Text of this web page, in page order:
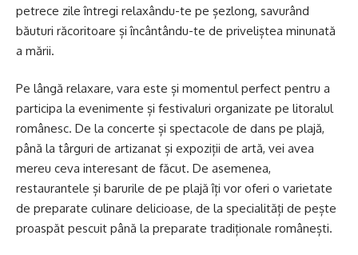
petrece zile întregi relaxându-te pe șezlong, savurând
băuturi răcoritoare și încântându-te de priveliștea minunată
a mării.
Pe lângă relaxare, vara este și momentul perfect pentru a
participa la evenimente și festivaluri organizate pe litoralul
românesc. De la concerte și spectacole de dans pe plajă,
până la târguri de artizanat și expoziții de artă, vei avea
mereu ceva interesant de făcut. De asemenea,
restaurantele și barurile de pe plajă îți vor oferi o varietate
de preparate culinare delicioase, de la specialități de pește
proaspăt pescuit până la preparate tradiționale românești.